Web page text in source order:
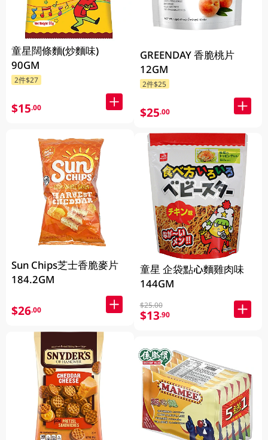
童星闊條麵(炒麵味)
90GM
2件$27
$15.00
Sun Chips芝士香脆麥片
184.2GM
$26.00
GREENDAY 香脆桃片
12GM
2件$25
$25.00
童星 企袋點心麵雞肉味
144GM
$25.00
$13.90